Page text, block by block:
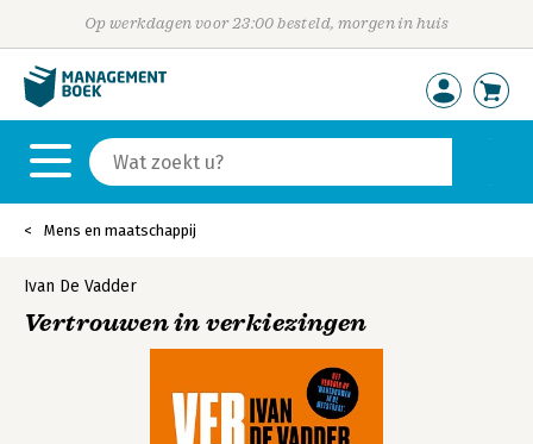
Op werkdagen voor 23:00 besteld, morgen in huis
Mens en maatschappij
Ivan De Vadder
Vertrouwen in verkiezingen